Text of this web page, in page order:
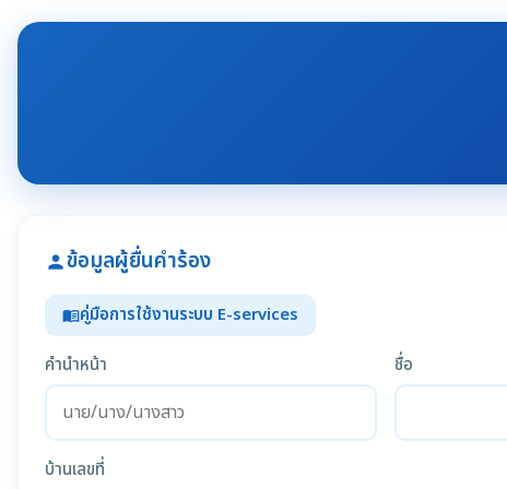
personข้อมูลผู้ยื่นคำร้อง
menu_bookคู่มือการใช้งานระบบ E-services
คำนำหน้า
ชื่อ
บ้านเลขที่